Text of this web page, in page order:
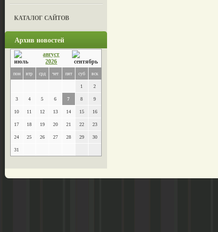
КАТАЛОГ САЙТОВ
Архив новостей
август
2026
пон втр срд чет пят суб вск
1 2
3 4 5 6 7 8 9
10 11 12 13 14 15 16
17 18 19 20 21 22 23
24 25 26 27 28 29 30
31